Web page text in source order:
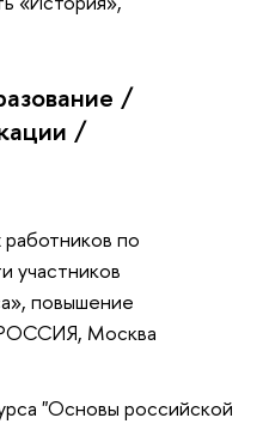
/
/
по
участников
, повышение
Москва
"Основы российской